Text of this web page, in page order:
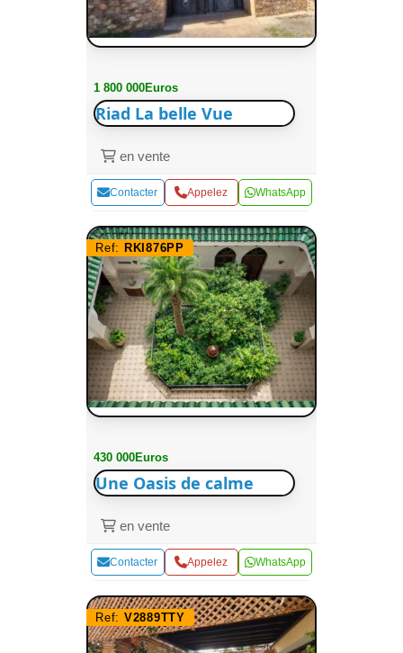
1 800 000Euros
Riad La belle Vue
en vente
Contacter Appelez WhatsApp
Ref: RKI876PP
430 000Euros
Une Oasis de calme
en vente
Contacter Appelez WhatsApp
Ref: V2889TTY